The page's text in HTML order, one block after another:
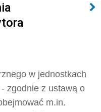
w jednostkach
zgodnie z ustawą o
m.in.